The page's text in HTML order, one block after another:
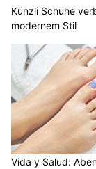
Künzli Schuhe
modernem Stil
Vida y Salud: